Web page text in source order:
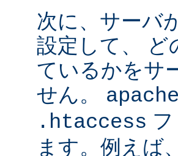
次に、サーバ
設定して、 ど
ているかをサ
せん。
.htaccess
ます。例えば